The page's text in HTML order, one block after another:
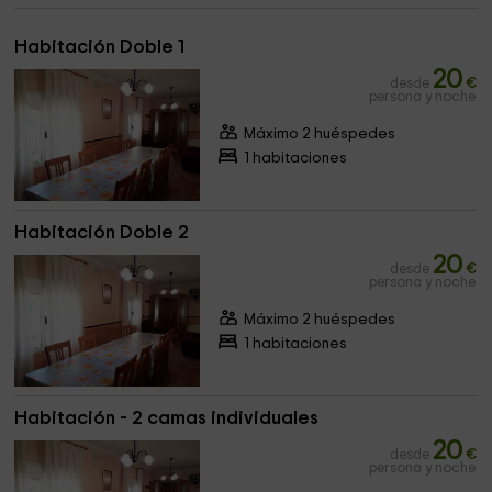
Habitación Doble 1
desde 20 €
persona y noche
Máximo 2 huéspedes
1 habitaciones
Habitación Doble 2
desde 20 €
persona y noche
Máximo 2 huéspedes
1 habitaciones
Habitación - 2 camas individuales
desde 20 €
persona y noche